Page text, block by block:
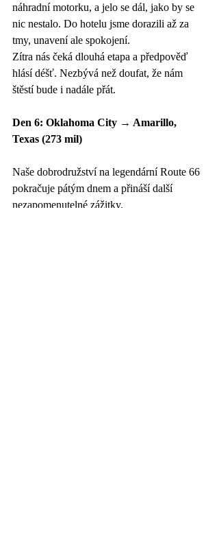
náhradní motorku, a jelo se dál, jako by se
nic nestalo. Do hotelu jsme dorazili až za
tmy, unavení ale spokojení.
Zítra nás čeká dlouhá etapa a předpověď
hlásí déšť. Nezbývá než doufat, že nám
štěstí bude i nadále přát.
Den 6: Oklahoma City → Amarillo,
Texas (273 mil)
Naše dobrodružství na legendární Route 66
pokračuje pátým dnem a přináší další
nezapomenutelné zážitky.